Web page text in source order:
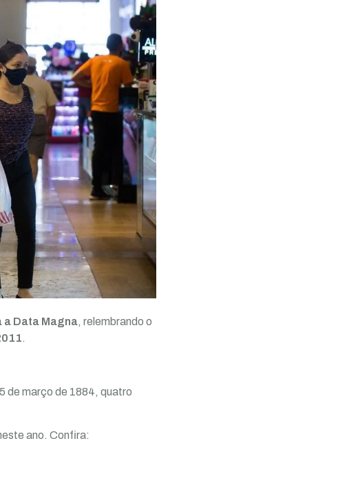
a Data Magna, relembrando o
.
de março de 1884, quatro
ano. Confira: